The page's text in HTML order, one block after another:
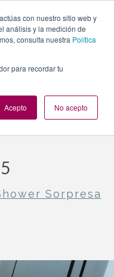
con nuestro sitio web y
análisis y la medición de
consulta nuestra Política
para recordar tu
Acepto No acepto
NUESTROS EVENTOS
Sorpresa